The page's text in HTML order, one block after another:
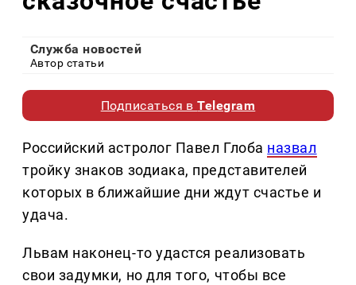
Служба новостей
Автор статьи
Подписаться вTelegram
Российский астролог Павел Глоба назвал
тройку знаков зодиака, представителей
которых в ближайшие дни ждут счастье и
удача.
Львам наконец-то удастся реализовать
свои задумки, но для того, чтобы все